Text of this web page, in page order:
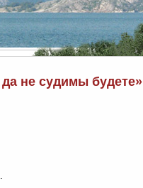
не судимы будете»